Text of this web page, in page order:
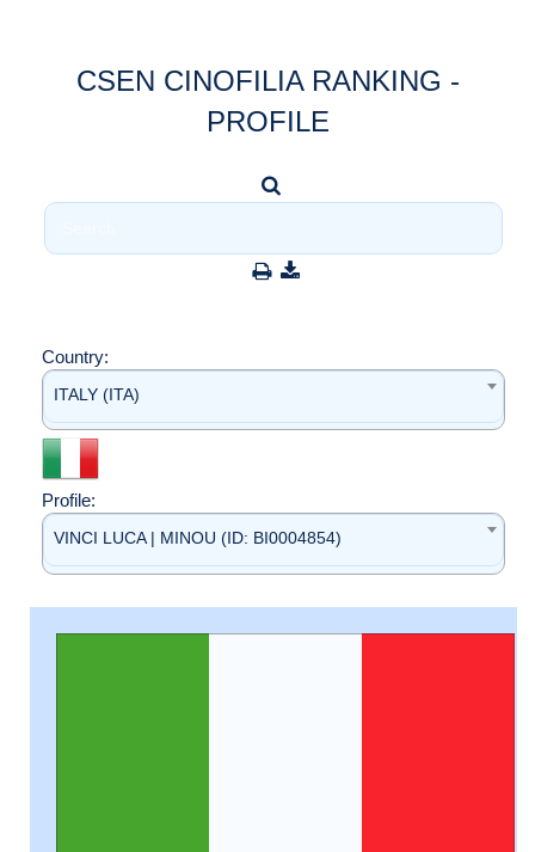
CSEN CINOFILIA RANKING -
PROFILE
Country:
ITALY (ITA)
Profile:
VINCI LUCA | MINOU (ID: BI0004854)